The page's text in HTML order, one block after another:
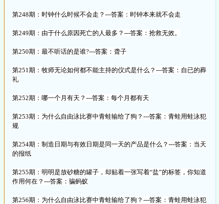
第248期：时钟什么时候不会走？---答案：时钟本来就不会走
第249期：由于什么原因死亡的人最多？---答案：抢救无效。
第250期：最不听话的是谁?---答案：聋子
第251期：牧师无论如何都不能主持的仪式是什么？---答案：自已的葬
礼
第252期：哪一个月有天？---答案：每个月都有天
第253期：为什么自由泳比赛中青蛙输给了狗？---答案：青蛙用蛙泳犯
规
第254期：制造日期与有效日期是同一天的产品是什么？---答案：当天
的报纸
第255期：明明是放砂糖的罐子，却贴着一张写着“盐”的标签，你知道
作用何在？---答案：骗蚂蚁
第256期：为什么自由泳比赛中青蛙输给了狗？---答案：青蛙用蛙泳犯